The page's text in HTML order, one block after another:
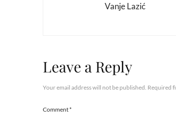
Vanje Lazić
Leave a Reply
Your email address will not be published. Required
Comment*